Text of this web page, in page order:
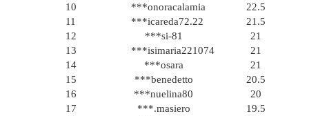
10
***onoracalamia
22.5
11
***icareda72.22
21.5
12
***si-81
21
13
***isimaria221074
21
14
***osara
21
15
***benedetto
20.5
16
***nuelina80
20
17
***.masiero
19.5